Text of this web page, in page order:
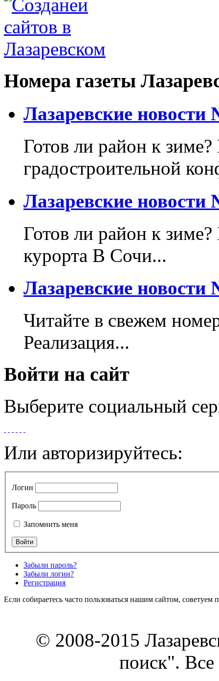
Номера газеты
Лазаревские новости
Готов ли район к зиме?
градостроительной
Лазаревские новости
Готов ли район к
курорта В Сочи...
Лазаревские новости
Читайте в свежем
Реализация...
Войти на сайт
Выберите социальный
Или авторизируйтесь:
Логин
Пароль
Запомнить меня
Забыли пароль?
Забыли логин?
Регистрация
Если собираетесь часто пользоваться нашим сайтом, советуем
© 2008-2015
поиск".